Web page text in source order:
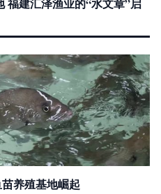
养殖基地崛起